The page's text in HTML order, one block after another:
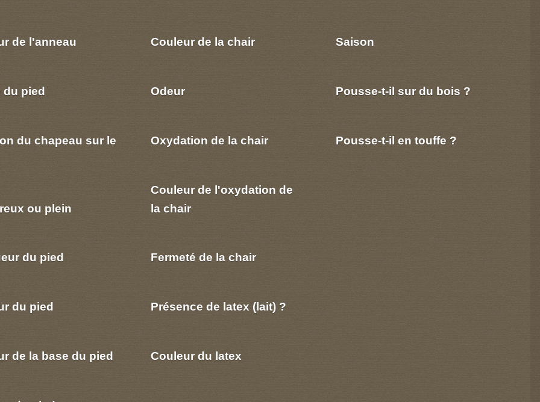
de l'anneau
du pied
du chapeau sur le
ou plein
du pied
du pied
de la base du pied
Couleur de la chair
Odeur
Oxydation de la chair
Couleur de l'oxydation de
la chair
Fermeté de la chair
Présence de latex (lait) ?
Couleur du latex
Saison
Pousse-t-il sur du bois ?
Pousse-t-il en touffe ?